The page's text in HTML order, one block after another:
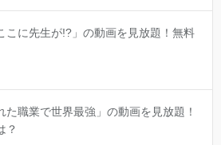
こに先生が!?」の動画を見放題！無料
た職業で世界最強」の動画を見放題！
？